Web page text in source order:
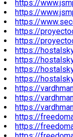
https://
https://
https://
https://
https://
https://
https://
https://
https://
https://
https://
https://
https://
https://